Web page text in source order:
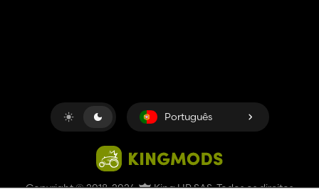
Copyright © 2018-2026 King UP SAS. Todos os direitos
Português